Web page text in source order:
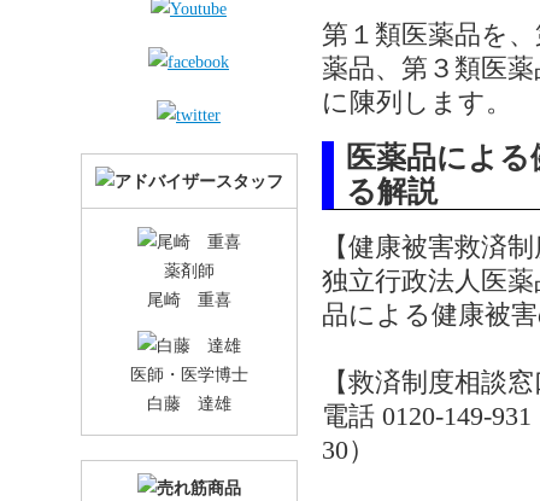
第１類医薬品を
薬品、第３類医
に陳列します。
医薬品によ
る解説
【健康被害救済
独立行政法人医
品による健康被
【救済制度相談
電話 0120-149-
30）
薬剤師
尾崎 重喜
医師・医学博士
白藤 達雄